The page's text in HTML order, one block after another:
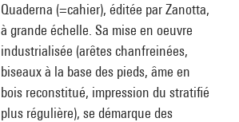
Quaderna (=cahier), éditée par Zanotta,
à grande échelle. Sa mise en oeuvre
industrialisée (arêtes chanfreinées,
biseaux à la base des pieds, âme en
bois reconstitué, impression du stratifié
plus régulière), se démarque des